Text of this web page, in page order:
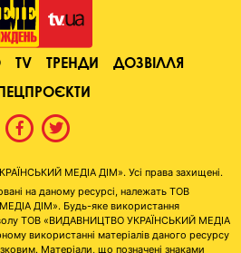
TV ТРЕНДИ
ДОЗВІЛЛЯ
МЕДІА ДІМ». Усі права захищені.
на даному ресурсі, належать ТОВ
ДІМ». Будь-яке використання
ТОВ «ВИДАВНИЦТВО УКРАЇНСЬКИЙ МЕДІА
використанні матеріалів даного ресурсу
Матеріали, що позначені знаками